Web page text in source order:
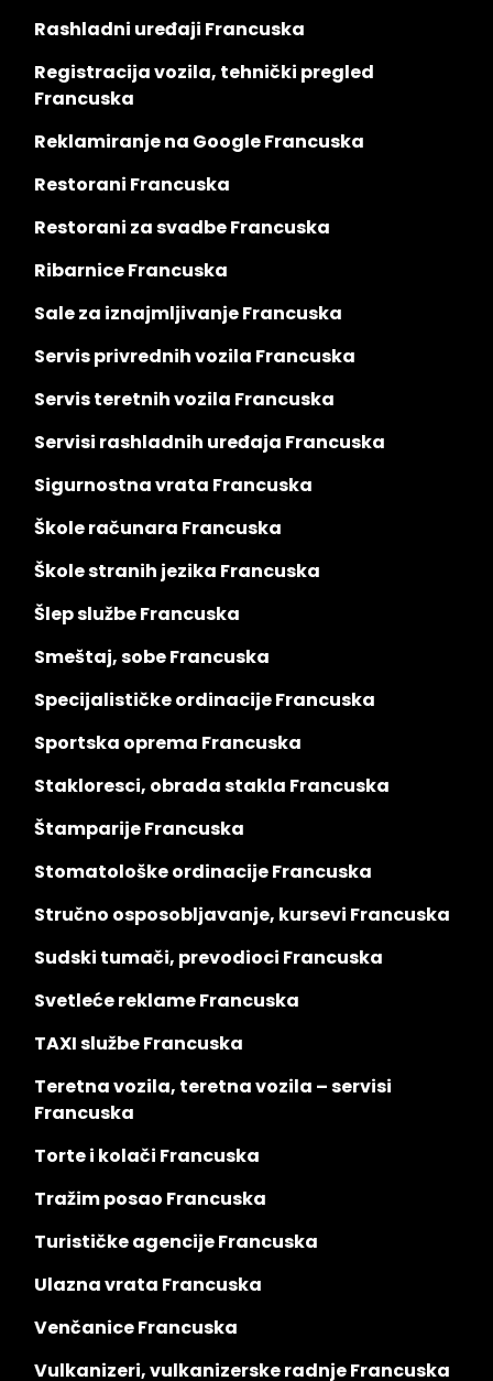
Rashladni uređaji Francuska
Registracija vozila, tehnički pregled
Francuska
Reklamiranje na Google Francuska
Restorani Francuska
Restorani za svadbe Francuska
Ribarnice Francuska
Sale za iznajmljivanje Francuska
Servis privrednih vozila Francuska
Servis teretnih vozila Francuska
Servisi rashladnih uređaja Francuska
Sigurnostna vrata Francuska
Škole računara Francuska
Škole stranih jezika Francuska
Šlep službe Francuska
Smeštaj, sobe Francuska
Specijalističke ordinacije Francuska
Sportska oprema Francuska
Stakloresci, obrada stakla Francuska
Štamparije Francuska
Stomatološke ordinacije Francuska
Stručno osposobljavanje, kursevi Francuska
Sudski tumači, prevodioci Francuska
Svetleće reklame Francuska
TAXI službe Francuska
Teretna vozila, teretna vozila – servisi
Francuska
Torte i kolači Francuska
Tražim posao Francuska
Turističke agencije Francuska
Ulazna vrata Francuska
Venčanice Francuska
Vulkanizeri, vulkanizerske radnje Francuska